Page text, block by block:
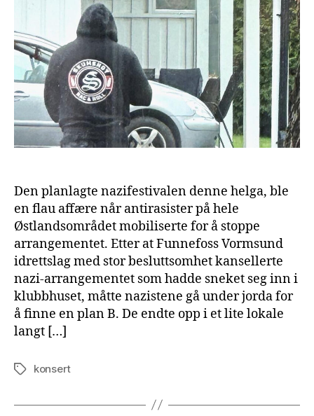
Den planlagte nazifestivalen denne helga, ble
en flau affære når antirasister på hele
Østlandsområdet mobiliserte for å stoppe
arrangementet. Etter at Funnefoss Vormsund
idrettslag med stor besluttsomhet kansellerte
nazi-arrangementet som hadde sneket seg inn i
klubbhuset, måtte nazistene gå under jorda for
å finne en plan B. De endte opp i et lite lokale
langt […]
Tagskonsert